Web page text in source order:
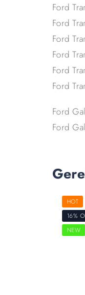
Ford
Ford
Ford
Ford
Ford
Ford
Ford
Ford
HOT
16%
NEW